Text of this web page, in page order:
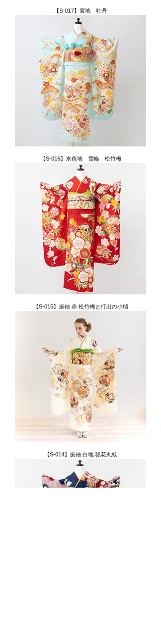
【S-017】紫地 牡丹
【S-016】水色地 雪輪 松竹梅
【S-015】振袖 赤 松竹梅と打出の小槌
【S-014】振袖 白地 毬花丸紋